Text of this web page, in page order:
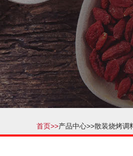
首页>>产品中心>>散装烧烤调